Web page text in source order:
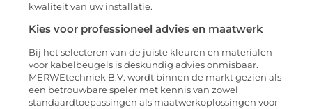
kwaliteit van uw installatie.
Kies voor professioneel advies en maatwerk
Bij het selecteren van de juiste kleuren en materialen
voor kabelbeugels is deskundig advies onmisbaar.
MERWEtechniek B.V. wordt binnen de markt gezien als
een betrouwbare speler met kennis van zowel
standaardtoepassingen als maatwerkoplossingen voor